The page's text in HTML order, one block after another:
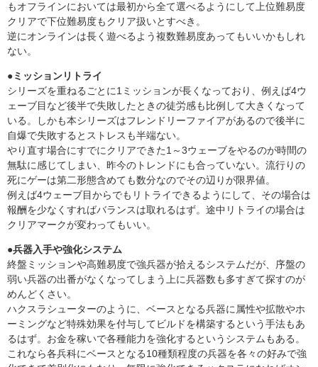
もオフラインにおいては最初から全て選べるようにして上位難易度
クリアで下位難易度もクリア扱いとすべき。
逆にオンラインは長く遊べるよう複数難易度あってもいいかもしれ
ない。
●ミッションリトライ
シリーズを重ねるごとに1ミッションが長くなっており、例えば4ウ
ェーブ目など後半で失敗したときの徒労感も比例して大きくなって
いる。しかも本シリーズはフレンドリーファイアがあるので後半に
自爆で失敗するとストレスも半端ない。
やり直す場合にすでにクリアできた1～3ウェーブをやるのが時間の
無駄に感じてしまい、昨今のトレンドにも合っていない。流行りの
死にゲーは第二形態含めても数分なのでその辺りが限界値。
例えば4ウェーブ目からでもリトライできるようにして、その場合は
報酬を少なくすればバランスは取れるはず。途中リトライの場合は
クリアマークが変わってもいい。
●兵器入手や強化システム
終盤ミッションや高難易度で強兵器が拾えるシステムだが、序盤の
弱い兵器の出番がなくなってしまう上に兵器数も多すぎて探すのが
めんどくさい。
ハクスラシューターのように、ベースとなる兵器に属性や拡散やホ
ーミングなど特殊効果を付与してビルドを構築するという手法もあ
るはず。お金を稼いで各種能力を強化するというシステムもある。
これなら各兵科にベースとなる10種類程度の兵器を各々の好みで強